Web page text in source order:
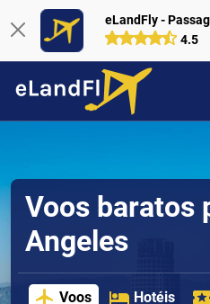
eLandFly -
4.5
Voos baratos
Angeles
Voos Hotéis